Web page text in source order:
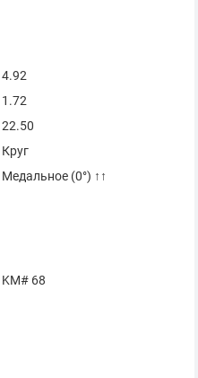
4.92
1.72
22.50
Круг
Медальное (0°) ↑↑
KM# 68